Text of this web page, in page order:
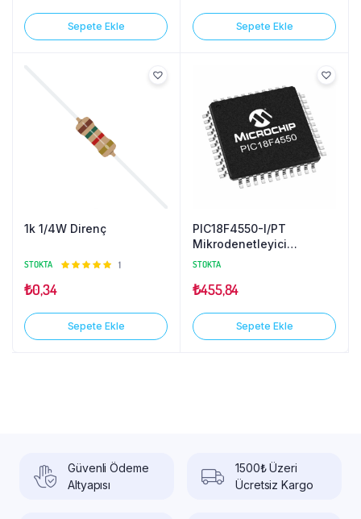
Sepete Ekle Sepete Ekle
1k 1/4W Direnç
STOKTA
51
₺0,34
Sepete Ekle
PIC18F4550-I/PT
Mikrodenetleyici
TQFP44
STOKTA
₺455,84
Sepete Ekle
Güvenli Ödeme
Altyapısı
1500₺ Üzeri
Ücretsiz Kargo